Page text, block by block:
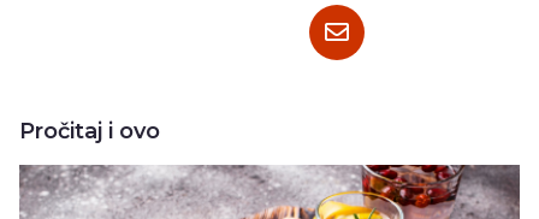
Pročitaj i ovo